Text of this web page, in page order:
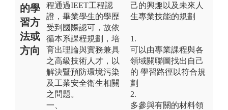
的學
習方
法或
方向
程通過IEET工程認
證，畢業學生的學歷
受到國際認可，故依
循本系課程規劃，培
育出理論與實務兼具
之高級技術人才，以
解決暨預防環境污染
及工業安全衛生相關
之問題。
一、
己的興趣以及未來人
生專業技能的規劃
1.
可以由專業課程與各
領域關聯圖找出自己
的 學習路徑以符合規
劃
2.
多參與有關的材料領